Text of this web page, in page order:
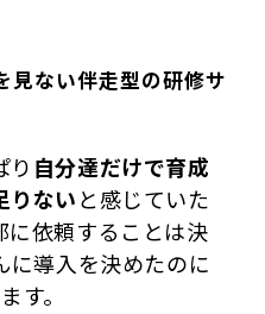
ない伴走型の研修サ
り 自分達だけで育成
りないと感じていた
に依頼することは決
に導入を決めたのに
す。